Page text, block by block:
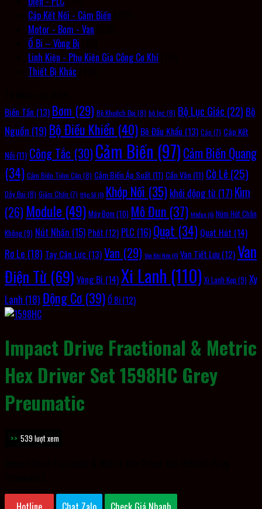
Cáp Kết Nối - Cảm Biến
Motor - Bơm - Van
Ổ Bi – Vòng Bi
Linh Kiện - Phụ Kiện Gia Công Cơ Khí
Thiết Bị Khác
Biến Tần (13) Bơm (29) Bộ Khuếch Đại (8) bộ lọc (8) Bộ Lục Giác (22) Bộ
Nguồn (19) Bộ Điều Khiển (40) Bộ Đầu Khẩu (13) Cáp (7) Cáp Kết
Nối(11) Công Tắc (30)Cảm Biến (97)Cảm Biến Quang
(34) Cảm Biến Tiệm Cận (8) Cảm Biến Áp Suất (11) Cần Vặn (11) Cờ Lê (25)
Dây Đai (8) Giảm Chấn (7) Hộp Số(6) Khớp Nối (35) khởi động từ (17) Kìm
(26) Module (49) Máy Bơm(10) Mô Đun (37) Môđun(6) Núm Hút Chân
Không(9) Nút Nhấn (15) Phốt (12) PLC (16) Quạt (34) Quạt Hút (14)
Rơ Le (18) Tay Cân Lực (13)Van (29) Van Khí Nén(6) Van Tiết Lưu (12)Van
Điện Từ (69) Vòng Bi (14)Xi Lanh (110) Xi Lanh Kẹp (9) Xy
Lanh (18)Động Cơ (39)Ổ Bi(12)
Impact Drive Fractional & Metric
Hex Driver Set 1598HC Grey
Preumatic
539 lượt xem